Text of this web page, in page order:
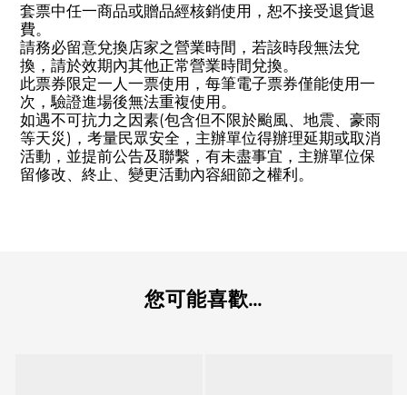
套票中任一商品或贈品經核銷使用，恕不接受退貨退
費。
請務必留意兌換店家之營業時間，若該時段無法兌
換，請於效期內其他正常營業時間兌換。
此票券限定一人一票使用，每筆電子票券僅能使用一
次，驗證進場後無法重複使用。
如遇不可抗力之因素(包含但不限於颱風、地震、豪雨
等天災)，考量民眾安全，主辦單位得辦理延期或取消
活動，並提前公告及聯繫，有未盡事宜，主辦單位保
留修改、終止、變更活動內容細節之權利。
您可能喜歡...